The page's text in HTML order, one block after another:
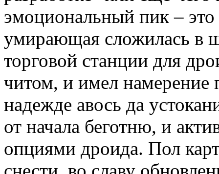
эмоциональный пик –
умирающая сложилась в
торговой станции для
читом, и имел намерение
надежде авось да
от начала беготню, и
опциями дроида. Пол